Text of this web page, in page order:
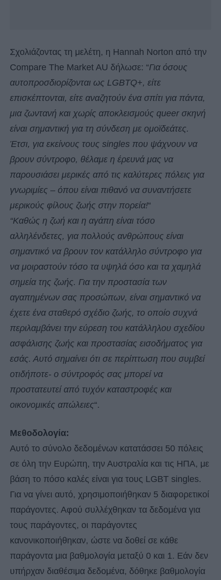
Σχολιάζοντας τη μελέτη, η Hannah Norton από την
Compare The Market AU δήλωσε: “Για όσους
αυτοπροσδιορίζονται ως LGBTQ+, είτε
επισκέπτονται, είτε αναζητούν ένα σπίτι για πάντα,
μια ζωντανή και χωρίς αποκλεισμούς queer σκηνή
είναι σημαντική για τη σύνδεση με ομοϊδεάτες.
Έτσι, για εκείνους τους singles που ψάχνουν να
βρουν σύντροφο, θέλαμε η έρευνά μας να
παρουσιάσει μερικές από τις καλύτερες πόλεις για
γνωριμίες – όπου είναι πιθανό να συναντήσετε
μερικούς φίλους ζωής στην πορεία!“
“Καθώς η ζωή και η αγάπη είναι τόσο
αλληλένδετες, για πολλούς ανθρώπους είναι
σημαντικό να βρουν τον κατάλληλο σύντροφο για
να μοιραστούν τόσο τα υψηλά όσο και τα χαμηλά
σημεία της ζωής. Για την προστασία των
αγαπημένων σας προσώπων, είναι σημαντικό να
έχετε ένα σταθερό σχέδιο ζωής, το οποίο συχνά
περιλαμβάνει την εύρεση του κατάλληλου σχεδίου
ασφάλισης ζωής και προστασίας εισοδήματος για
εσάς. Αυτό σημαίνει ότι σε περίπτωση που συμβεί
οτιδήποτε- ο σύντροφός σας μπορεί να
προστατευτεί από τυχόν καταστροφές και
οικονομικές απώλειες“.
Μεθοδολογία:
Αυτό το σύνολο δεδομένων κατατάσσει 50 πόλεις
σε όλη την Ευρώπη, την Αυστραλία και τις ΗΠΑ, με
βάση το πόσο καλές είναι για τους LGBT singles.
Για να γίνει αυτό, χρησιμοποιήθηκαν 5 διαφορετικοί
παράγοντες. Αφού συλλέχθηκαν τα δεδομένα για
τους παράγοντες, οι παράγοντες
κανονικοποιήθηκαν, ώστε να δοθεί σε κάθε
παράγοντα μια βαθμολογία μεταξύ 0 και 1. Εάν δεν
υπήρχαν διαθέσιμα δεδομένα, δόθηκε βαθμολογία